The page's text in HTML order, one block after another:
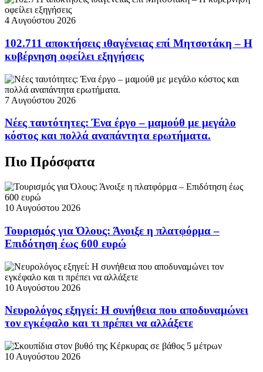
4 Αυγούστου 2026
102.711 αποκτήσεις ιθαγένειας επί Μητσοτάκη – Η
κυβέρνηση οφείλει εξηγήσεις
7 Αυγούστου 2026
Νέες ταυτότητες: Ένα έργο – μαμούθ με μεγάλο
κόστος και πολλά αναπάντητα ερωτήματα.
Πιο Πρόσφατα
10 Αυγούστου 2026
Τουρισμός για Όλους: Άνοιξε η πλατφόρμα –
Επιδότηση έως 600 ευρώ
10 Αυγούστου 2026
Νευρολόγος εξηγεί: Η συνήθεια που αποδυναμώνει
τον εγκέφαλο και τι πρέπει να αλλάξετε
10 Αυγούστου 2026